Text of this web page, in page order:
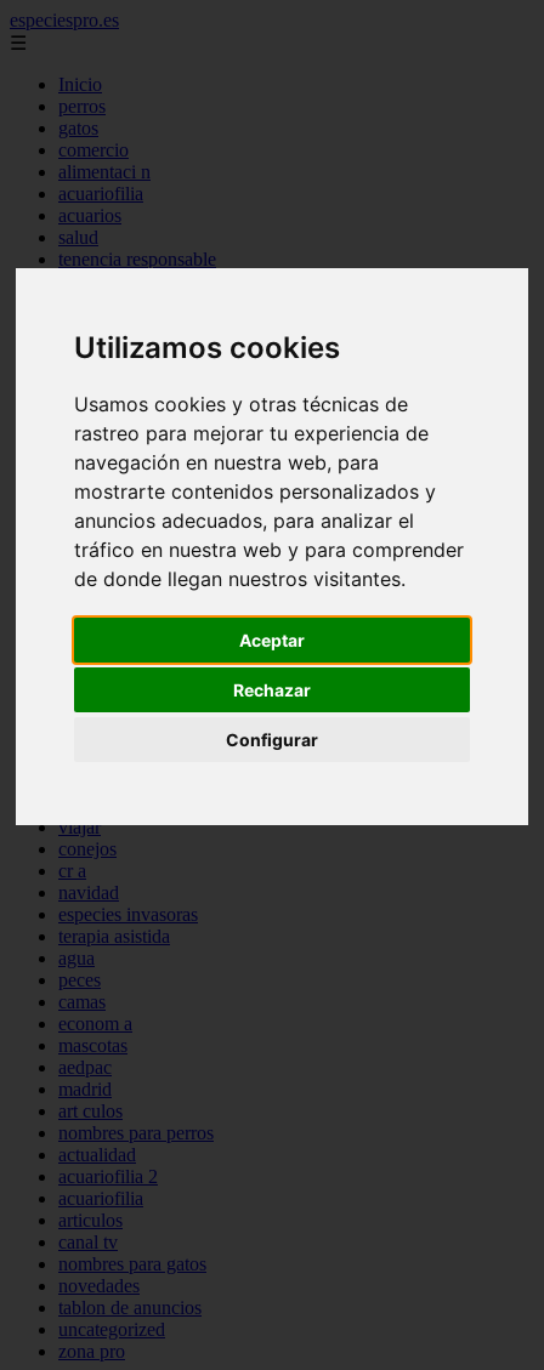
Utilizamos cookies
Usamos cookies y otras técnicas de
rastreo para mejorar tu experiencia de
navegación en nuestra web, para
mostrarte contenidos personalizados y
anuncios adecuados, para analizar el
tráfico en nuestra web y para comprender
de donde llegan nuestros visitantes.
Aceptar
Rechazar
Configurar
especiespro.es
☰
Inicio
perros
gatos
comercio
alimentaci n
acuariofilia
acuarios
salud
tenencia responsable
marketing
verano
legislaci n
peluquer a
accesorios
peluquer a canina
complementos
consejos
comportamiento
protagonistas
ferias
snacks
viajar
conejos
cr a
navidad
especies invasoras
terapia asistida
agua
peces
camas
econom a
mascotas
aedpac
madrid
art culos
nombres para perros
actualidad
acuariofilia 2
acuariofilia
articulos
canal tv
nombres para gatos
novedades
tablon de anuncios
uncategorized
zona pro